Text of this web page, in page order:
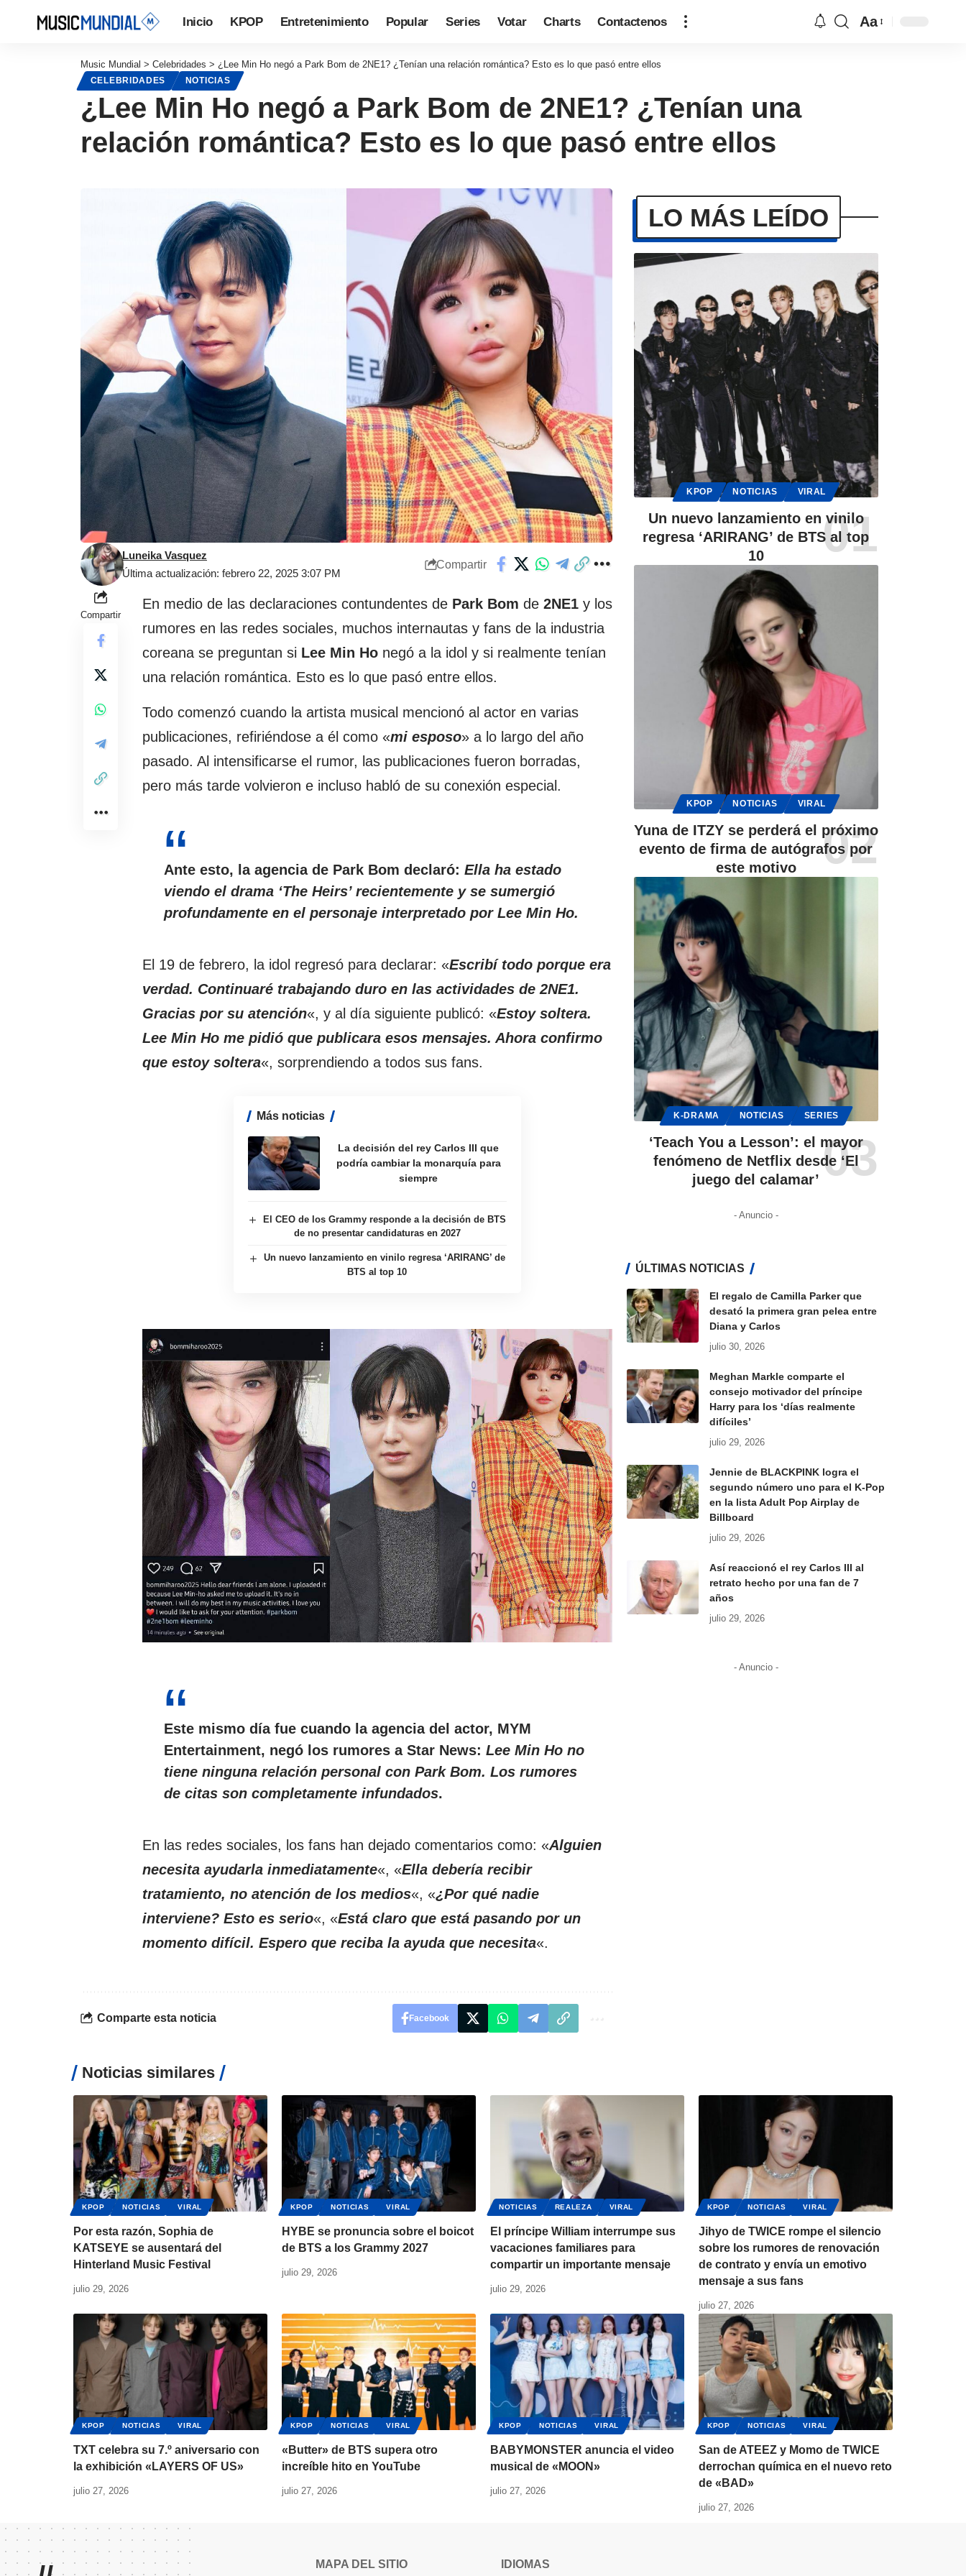
Inicio KPOP Entretenimiento Popular Series Votar Charts Contactenos Aa
Music Mundial > Celebridades > ¿Lee Min Ho negó a Park Bom de 2NE1? ¿Tenían una relación romántica? Esto es lo que pasó entre ellos
CELEBRIDADES NOTICIAS
¿Lee Min Ho negó a Park Bom de 2NE1? ¿Tenían una
relación romántica? Esto es lo que pasó entre ellos
Última actualización: febrero 22, 2025 3:07 PM
Luneika Vasquez
Compartir
Compartir
En medio de las declaraciones contundentes de Park Bom de 2NE1 y los
rumores en las redes sociales, muchos internautas y fans de la industria
coreana se preguntan si Lee Min Ho negó a la idol y si realmente tenían
una relación romántica. Esto es lo que pasó entre ellos.
Todo comenzó cuando la artista musical mencionó al actor en varias
publicaciones, refiriéndose a él como «mi esposo» a lo largo del año
pasado. Al intensificarse el rumor, las publicaciones fueron borradas,
pero más tarde volvieron e incluso habló de su conexión especial.
Ante esto, la agencia de Park Bom declaró: Ella ha estado
viendo el drama ‘The Heirs’ recientemente y se sumergió
profundamente en el personaje interpretado por Lee Min Ho.
El 19 de febrero, la idol regresó para declarar: «Escribí todo porque era
verdad. Continuaré trabajando duro en las actividades de 2NE1.
Gracias por su atención«, y al día siguiente publicó: «Estoy soltera.
Lee Min Ho me pidió que publicara esos mensajes. Ahora confirmo
que estoy soltera«, sorprendiendo a todos sus fans.
Más noticias
La decisión del rey Carlos III que
podría cambiar la monarquía para
siempre
El CEO de los Grammy responde a la decisión de BTS
de no presentar candidaturas en 2027
Un nuevo lanzamiento en vinilo regresa ‘ARIRANG’ de
BTS al top 10
Este mismo día fue cuando la agencia del actor, MYM
Entertainment, negó los rumores a Star News: Lee Min Ho no
tiene ninguna relación personal con Park Bom. Los rumores
de citas son completamente infundados.
En las redes sociales, los fans han dejado comentarios como: «Alguien
necesita ayudarla inmediatamente«, «Ella debería recibir
tratamiento, no atención de los medios«, «¿Por qué nadie
interviene? Esto es serio«, «Está claro que está pasando por un
momento difícil. Espero que reciba la ayuda que necesita«.
Comparte esta noticia Facebook
LO MÁS LEÍDO
KPOP NOTICIAS VIRAL
Un nuevo lanzamiento en vinilo
regresa ‘ARIRANG’ de BTS al top
10
KPOP NOTICIAS VIRAL
Yuna de ITZY se perderá el próximo
evento de firma de autógrafos por
este motivo
K-DRAMA NOTICIAS SERIES
‘Teach You a Lesson’: el mayor
fenómeno de Netflix desde ‘El
juego del calamar’
- Anuncio -
ÚLTIMAS NOTICIAS
El regalo de Camilla Parker que
desató la primera gran pelea entre
Diana y Carlos
julio 30, 2026
Meghan Markle comparte el
consejo motivador del príncipe
Harry para los ‘días realmente
difíciles’
julio 29, 2026
Jennie de BLACKPINK logra el
segundo número uno para el K-Pop
en la lista Adult Pop Airplay de
Billboard
julio 29, 2026
Así reaccionó el rey Carlos III al
retrato hecho por una fan de 7
años
julio 29, 2026
- Anuncio -
Noticias similares
KPOP NOTICIAS VIRAL
Por esta razón, Sophia de
KATSEYE se ausentará del
Hinterland Music Festival
julio 29, 2026
KPOP NOTICIAS VIRAL
HYBE se pronuncia sobre el boicot
de BTS a los Grammy 2027
julio 29, 2026
NOTICIAS REALEZA VIRAL
El príncipe William interrumpe sus
vacaciones familiares para
compartir un importante mensaje
julio 29, 2026
KPOP NOTICIAS VIRAL
Jihyo de TWICE rompe el silencio
sobre los rumores de renovación
de contrato y envía un emotivo
mensaje a sus fans
julio 27, 2026
KPOP NOTICIAS VIRAL
TXT celebra su 7.º aniversario con
la exhibición «LAYERS OF US»
julio 27, 2026
KPOP NOTICIAS VIRAL
«Butter» de BTS supera otro
increíble hito en YouTube
julio 27, 2026
KPOP NOTICIAS VIRAL
BABYMONSTER anuncia el video
musical de «MOON»
julio 27, 2026
KPOP NOTICIAS VIRAL
San de ATEEZ y Momo de TWICE
derrochan química en el nuevo reto
de «BAD»
julio 27, 2026
MAPA DEL SITIO IDIOMAS